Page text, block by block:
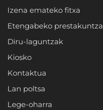
Izena emateko fitxa
Etengabeko prestakuntza
Diru-laguntzak
Kiosko
Kontaktua
Lan poltsa
Lege-oharra